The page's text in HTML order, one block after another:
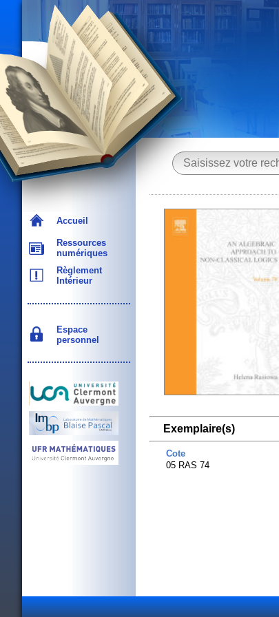
Accueil
Ressources
numériques
Règlement
Intérieur
Espace
personnel
Exemplaire(s)
Cote
05 RAS 74